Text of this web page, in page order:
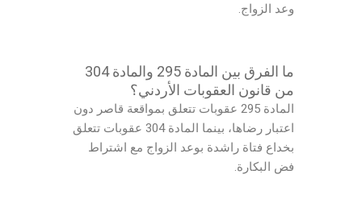
وعد الزواج.
ما الفرق بين المادة 295 والمادة 304
من قانون العقوبات الأردني؟
المادة 295 عقوبات تتعلق بمواقعة قاصر دون
اعتبار رضاها، بينما المادة 304 عقوبات تتعلق
بخداع فتاة راشدة بوعد الزواج مع اشتراط
فض البكارة.